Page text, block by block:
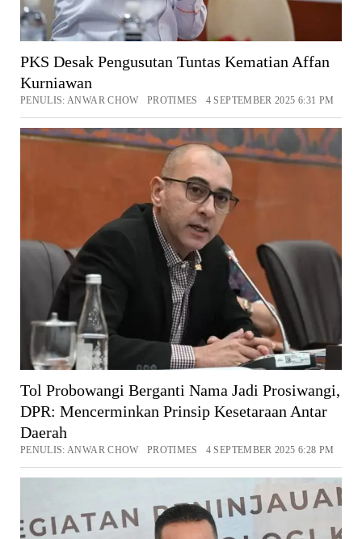
PKS Desak Pengusutan Tuntas Kematian Affan
Kurniawan
PENULIS: ANWAR CHOW PROTIMES 4 SEPTEMBER 2025 6:31 PM
Tol Probowangi Berganti Nama Jadi Prosiwangi,
DPR: Mencerminkan Prinsip Kesetaraan Antar
Daerah
PENULIS: ANWAR CHOW PROTIMES 4 SEPTEMBER 2025 6:28 PM